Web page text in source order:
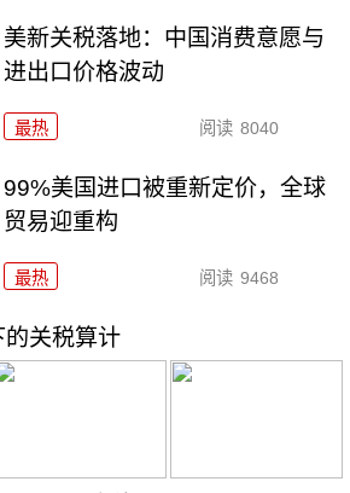
美新关税落地：中国消费意愿与
进出口价格波动
最热 阅读 8040
99%美国进口被重新定价，全球
贸易迎重构
最热 阅读 9468
的关税算计